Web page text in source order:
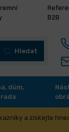
B2B
Hledat
dům,
a získejte